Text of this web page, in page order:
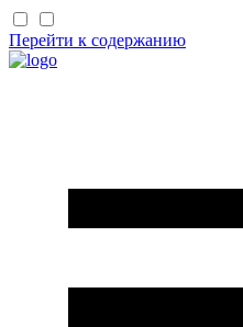
Перейти к содержанию